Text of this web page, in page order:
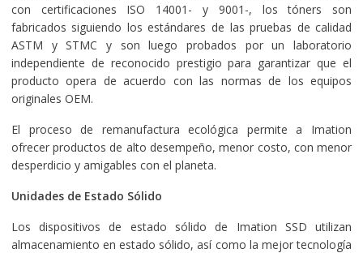
con certificaciones ISO 14001- y 9001-, los tóners son
fabricados siguiendo los estándares de las pruebas de calidad
ASTM y STMC y son luego probados por un laboratorio
independiente de reconocido prestigio para garantizar que el
producto opera de acuerdo con las normas de los equipos
originales OEM.
El proceso de remanufactura ecológica permite a Imation
ofrecer productos de alto desempeño, menor costo, con menor
desperdicio y amigables con el planeta.
Unidades de Estado Sólido
Los dispositivos de estado sólido de Imation SSD utilizan
almacenamiento en estado sólido, así como la mejor tecnología